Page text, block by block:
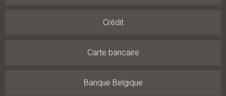
Crédit
Carte bancaire
Banque Belgique